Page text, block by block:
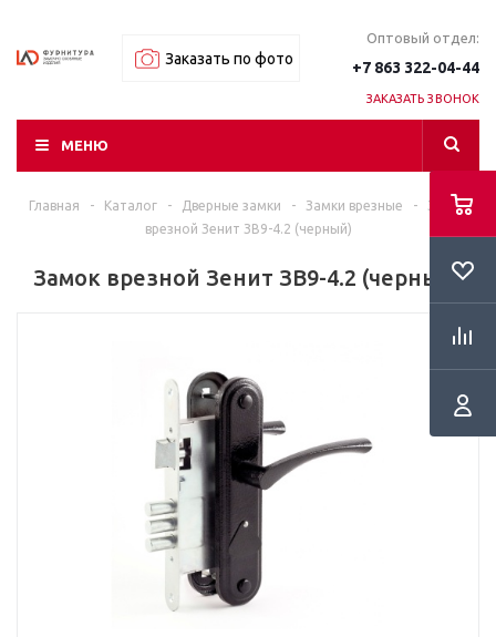
Заказать по фото
Оптовый отдел:
+7 863 322-04-44
ЗАКАЗАТЬ ЗВОНОК
МЕНЮ
Главная - Каталог - Дверные замки - Замки врезные -
Замок
врезной Зенит ЗВ9-4.2 (черный)
Замок врезной Зенит ЗВ9-4.2 (черный)